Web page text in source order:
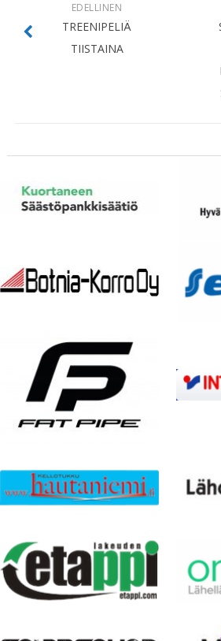
EDELLINEN
TREENIPELIÄ
TIISTAINA